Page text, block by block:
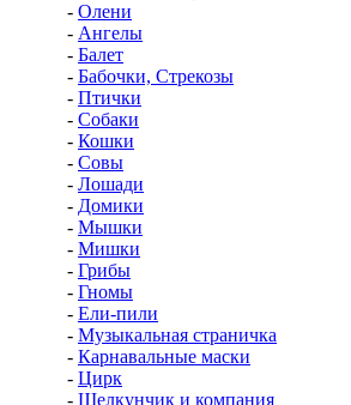
- Олени
- Ангелы
- Балет
- Бабочки, Стрекозы
- Птички
- Собаки
- Кошки
- Совы
- Лошади
- Домики
- Мышки
- Мишки
- Грибы
- Гномы
- Ели-пили
- Музыкальная страничка
- Карнавальные маски
- Цирк
- Щелкунчик и компания